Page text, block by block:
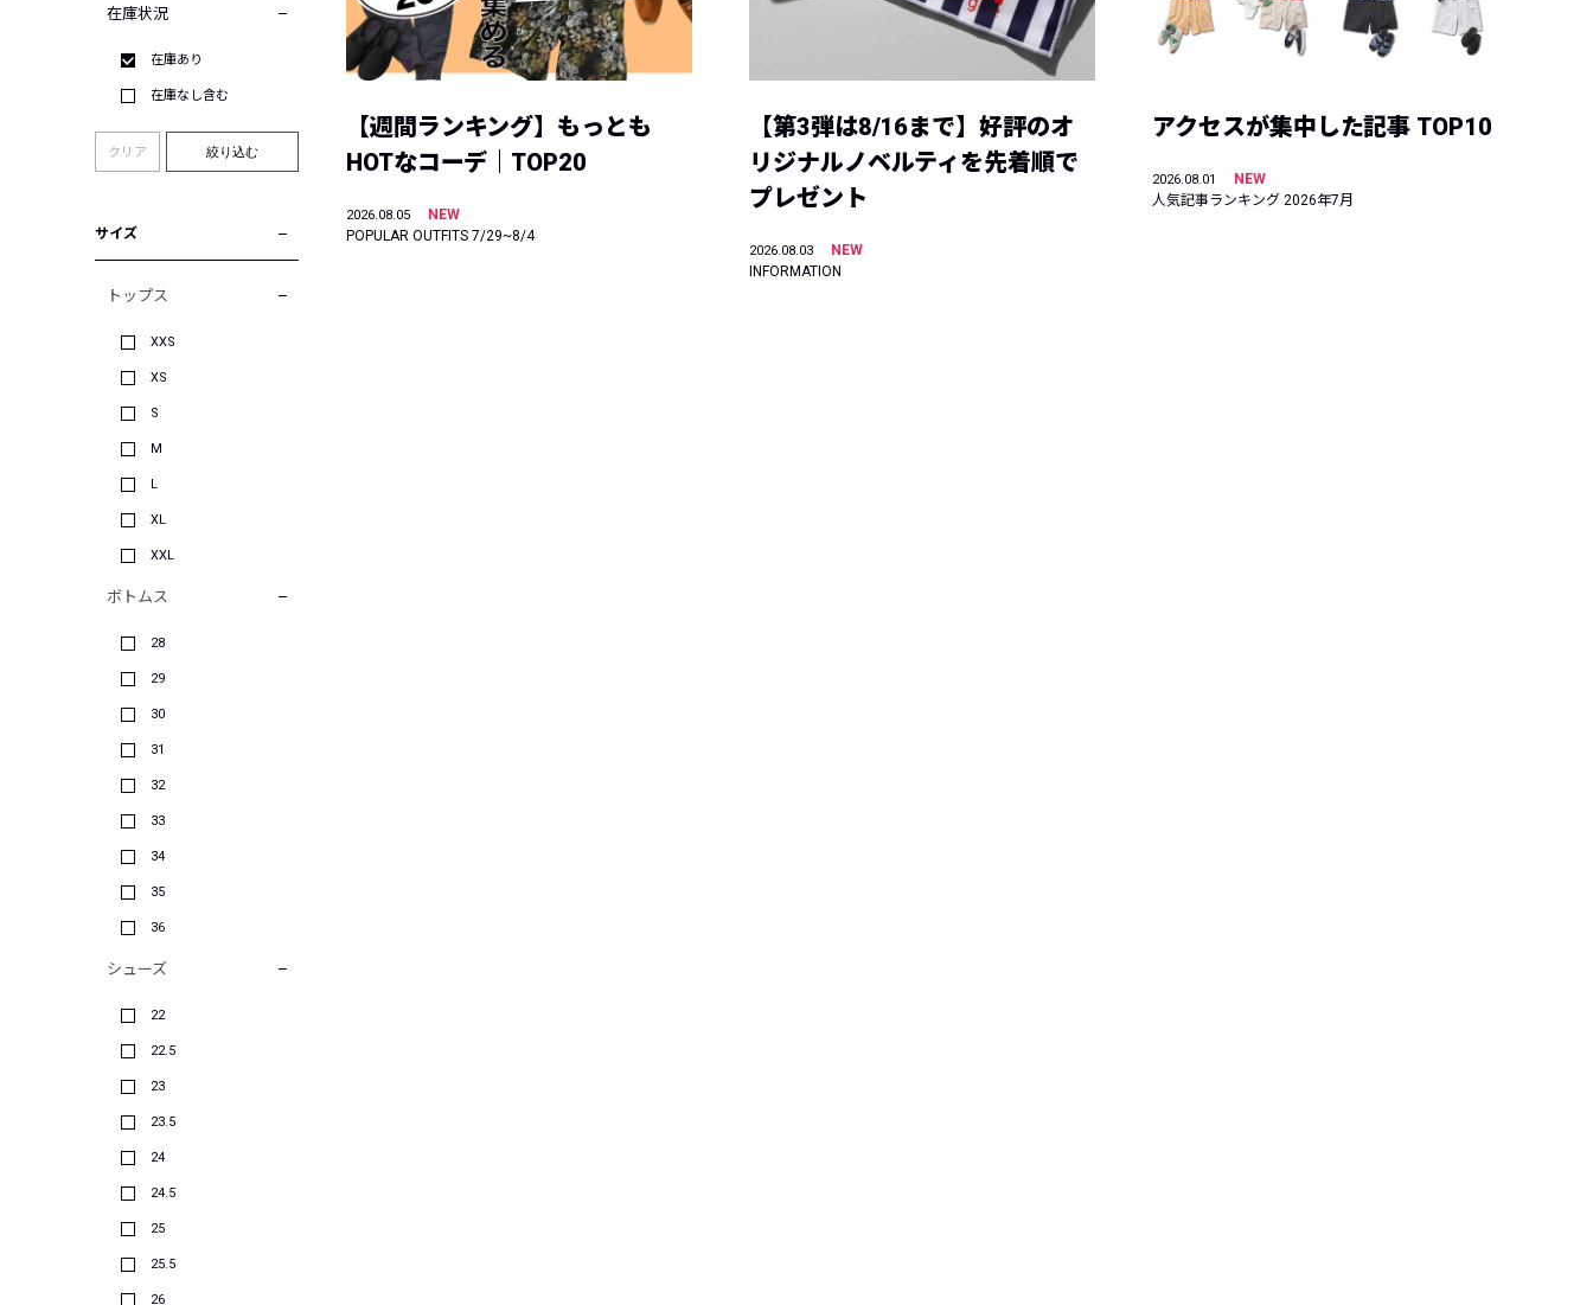
在庫状況
在庫あり
在庫なし含む
クリア 絞り込む
サイズ
トップス
XXS
XS
S
M
L
XL
XXL
ボトムス
28
29
30
31
32
33
34
35
36
シューズ
22
22.5
23
23.5
24
24.5
25
25.5
26
【週間ランキング】もっとも
HOTなコーデ｜TOP20
2026.08.05
NEW
POPULAR OUTFITS 7/29~8/4
【第3弾は8/16まで】好評のオ
リジナルノベルティを先着順で
プレゼント
2026.08.03
NEW
INFORMATION
アクセスが集中した記事 TOP10
2026.08.01
NEW
人気記事ランキング 2026年7月